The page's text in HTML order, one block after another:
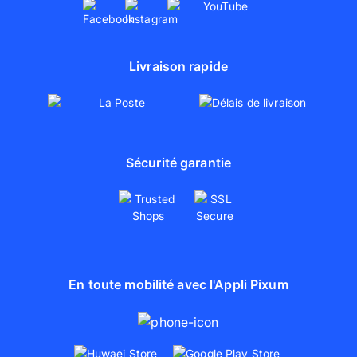
Livraison rapide
Sécurité garantie
En toute mobilité avec l'Appli Pixum